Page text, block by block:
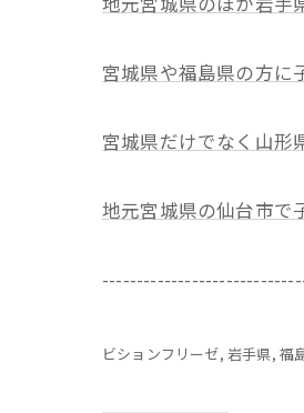
宮城県や福島県の方に
宮城県だけでなく山形
地元宮城県の仙台市で
ビションフリーゼ 岩手県 福